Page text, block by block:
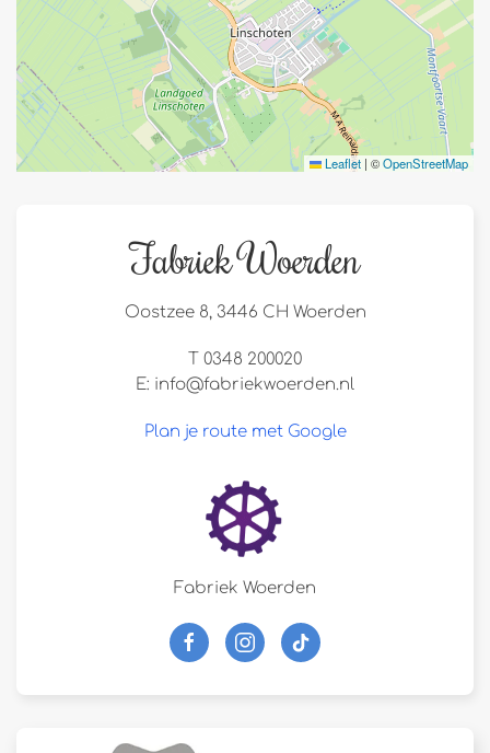
Leaflet | ©OpenStreetMap
Fabriek Woerden
Oostzee 8, 3446 CH Woerden
T 0348 200020
E: info@fabriekwoerden.nl
Plan je route met Google
Fabriek Woerden